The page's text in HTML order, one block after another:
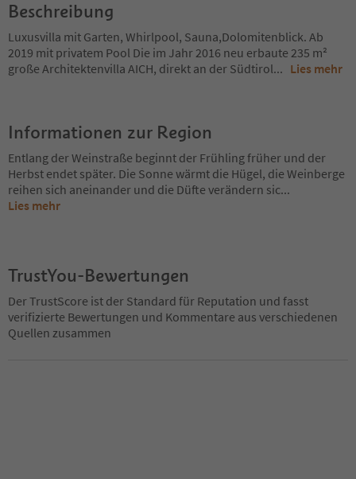
Beschreibung
Luxusvilla mit Garten, Whirlpool, Sauna,Dolomitenblick. Ab
2019 mit privatem Pool Die im Jahr 2016 neu erbaute 235 m²
große Architektenvilla AICH, direkt an der Südtirol... Lies mehr
Informationen zur Region
Entlang der Weinstraße beginnt der Frühling früher und der
Herbst endet später. Die Sonne wärmt die Hügel, die Weinberge
reihen sich aneinander und die Düfte verändern sic...
Lies mehr
TrustYou-Bewertungen
Der TrustScore ist der Standard für Reputation und fasst
verifizierte Bewertungen und Kommentare aus verschiedenen
Quellen zusammen